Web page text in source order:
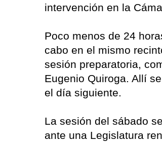
intervención en la
Poco menos de 24
cabo en el mismo
sesión preparatoria,
Eugenio Quiroga. Allí
el día siguiente.
La sesión del sábado
ante una Legislatura